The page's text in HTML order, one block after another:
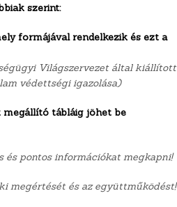
szerint:
formájával rendelkezik és ezt a
Világszervezet által kiállított
védettségi igazolása)
megállító tábláig jöhet be
pontos információkat megkapni!
megértését és az együttműködést!